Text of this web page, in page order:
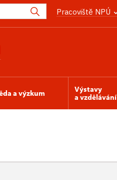
Pracoviště NPÚ
a výzkum
Výstavy
a vzdělávání